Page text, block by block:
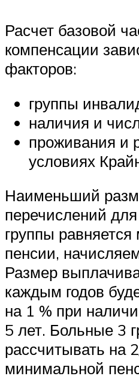
Расчет базовой
компенсации
факторов:
группы
наличия и
проживания и
условиях
Наименьший
перечислений
группы
пенсии,
Размер
каждым годов
на 1 % при
5 лет. Больные 3
рассчитывать на
минимальной